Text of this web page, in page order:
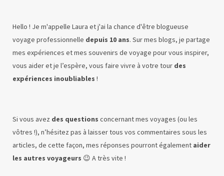
Hello ! Je m'appelle Laura et j'ai la chance d'être blogueuse
voyage professionnelle depuis 10 ans. Sur mes blogs, je partage
mes expériences et mes souvenirs de voyage pour vous inspirer,
vous aider et je l’espère, vous faire vivre à votre tour des
expériences inoubliables !
Si vous avez des questions concernant mes voyages (ou les
vôtres !), n’hésitez pas à laisser tous vos commentaires sous les
articles, de cette façon, mes réponses pourront également aider
les autres voyageurs 😉 A très vite !